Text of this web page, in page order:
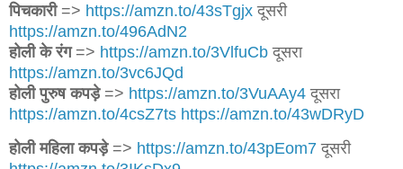
पिचकारी=> https://amzn.to/43sTgjx दूसरी
https://amzn.to/496AdN2
होली के रंग=> https://amzn.to/3VlfuCb दूसरा
https://amzn.to/3vc6JQd
होली पुरुष कपड़े=> https://amzn.to/3VuAAy4 दूसरा
https://amzn.to/4csZ7ts https://amzn.to/43wDRyD
होली महिला कपड़े=> https://amzn.to/43pEom7 दूसरी